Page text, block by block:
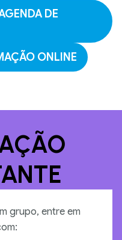
DE
ONLINE
grupo, entre em